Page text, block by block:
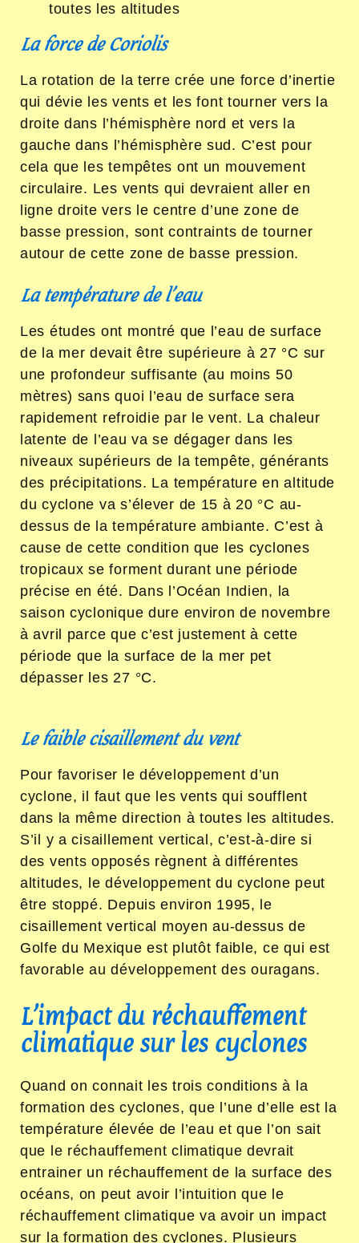
toutes les altitudes
La force de Coriolis
La rotation de la terre crée une force d’inertie
qui dévie les vents et les font tourner vers la
droite dans l’hémisphère nord et vers la
gauche dans l’hémisphère sud. C’est pour
cela que les tempêtes ont un mouvement
circulaire. Les vents qui devraient aller en
ligne droite vers le centre d’une zone de
basse pression, sont contraints de tourner
autour de cette zone de basse pression.
La température de l’eau
Les études ont montré que l’eau de surface
de la mer devait être supérieure à 27 °C sur
une profondeur suffisante (au moins 50
mètres) sans quoi l’eau de surface sera
rapidement refroidie par le vent. La chaleur
latente de l’eau va se dégager dans les
niveaux supérieurs de la tempête, générants
des précipitations. La température en altitude
du cyclone va s’élever de 15 à 20 °C au-
dessus de la température ambiante. C’est à
cause de cette condition que les cyclones
tropicaux se forment durant une période
précise en été. Dans l’Océan Indien, la
saison cyclonique dure environ de novembre
à avril parce que c’est justement à cette
période que la surface de la mer pet
dépasser les 27 °C.
Le faible cisaillement du vent
Pour favoriser le développement d’un
cyclone, il faut que les vents qui soufflent
dans la même direction à toutes les altitudes.
S’il y a cisaillement vertical, c’est-à-dire si
des vents opposés règnent à différentes
altitudes, le développement du cyclone peut
être stoppé. Depuis environ 1995, le
cisaillement vertical moyen au-dessus de
Golfe du Mexique est plutôt faible, ce qui est
favorable au développement des ouragans.
L’impact du réchauffement
climatique sur les cyclones
Quand on connait les trois conditions à la
formation des cyclones, que l’une d’elle est la
température élevée de l’eau et que l’on sait
que le réchauffement climatique devrait
entrainer un réchauffement de la surface des
océans, on peut avoir l’intuition que le
réchauffement climatique va avoir un impact
sur la formation des cyclones. Plusieurs